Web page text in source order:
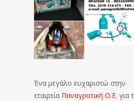
Ένα μεγάλο ευχαριστώ στην
εταιρεία Παναγροτική Ο.Ε. για